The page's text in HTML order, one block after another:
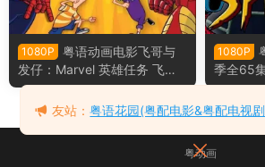
1080P
粤语动画电影飞哥与
发仔：Marvel 英雄任务 飞哥
和小佛：惊奇任务粤语版
1080P
季全65
季至第
粤动画
友站：粤语花园(粤配电影&粤配电视